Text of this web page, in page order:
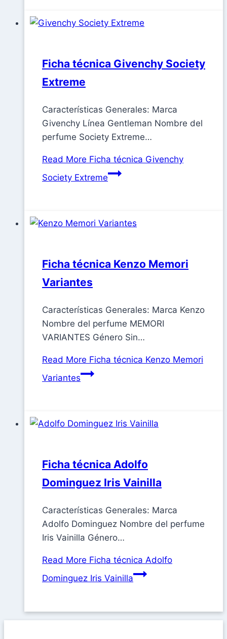
Ficha técnica Givenchy Society
Extreme
Características Generales: Marca
Givenchy Línea Gentleman Nombre del
perfume Society Extreme…
Read More Ficha técnica Givenchy
Society Extreme
Ficha técnica Kenzo Memori
Variantes
Características Generales: Marca Kenzo
Nombre del perfume MEMORI
VARIANTES Género Sin…
Read More Ficha técnica Kenzo Memori
Variantes
Ficha técnica Adolfo
Dominguez Iris Vainilla
Características Generales: Marca
Adolfo Dominguez Nombre del perfume
Iris Vainilla Género…
Read More Ficha técnica Adolfo
Dominguez Iris Vainilla